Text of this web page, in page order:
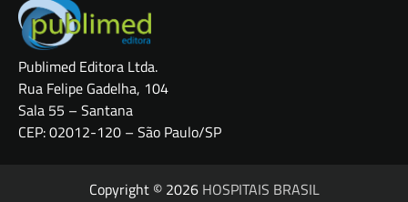
Publimed Editora Ltda.
Rua Felipe Gadelha, 104
Sala 55 – Santana
CEP: 02012-120 – São Paulo/SP
Copyright © 2026 HOSPITAIS BRASIL